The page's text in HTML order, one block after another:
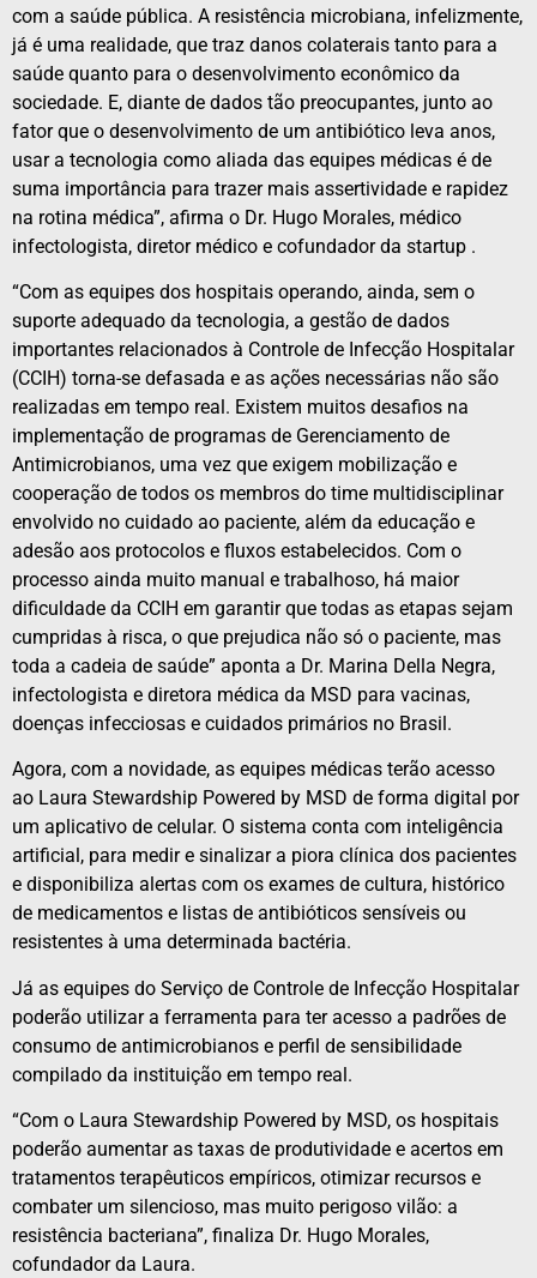
com a saúde pública. A resistência microbiana, infelizmente,
já é uma realidade, que traz danos colaterais tanto para a
saúde quanto para o desenvolvimento econômico da
sociedade. E, diante de dados tão preocupantes, junto ao
fator que o desenvolvimento de um antibiótico leva anos,
usar a tecnologia como aliada das equipes médicas é de
suma importância para trazer mais assertividade e rapidez
na rotina médica”, afirma o Dr. Hugo Morales, médico
infectologista, diretor médico e cofundador da startup .
“Com as equipes dos hospitais operando, ainda, sem o
suporte adequado da tecnologia, a gestão de dados
importantes relacionados à Controle de Infecção Hospitalar
(CCIH) torna-se defasada e as ações necessárias não são
realizadas em tempo real. Existem muitos desafios na
implementação de programas de Gerenciamento de
Antimicrobianos, uma vez que exigem mobilização e
cooperação de todos os membros do time multidisciplinar
envolvido no cuidado ao paciente, além da educação e
adesão aos protocolos e fluxos estabelecidos. Com o
processo ainda muito manual e trabalhoso, há maior
dificuldade da CCIH em garantir que todas as etapas sejam
cumpridas à risca, o que prejudica não só o paciente, mas
toda a cadeia de saúde” aponta a Dr. Marina Della Negra,
infectologista e diretora médica da MSD para vacinas,
doenças infecciosas e cuidados primários no Brasil.
Agora, com a novidade, as equipes médicas terão acesso
ao Laura Stewardship Powered by MSD de forma digital por
um aplicativo de celular. O sistema conta com inteligência
artificial, para medir e sinalizar a piora clínica dos pacientes
e disponibiliza alertas com os exames de cultura, histórico
de medicamentos e listas de antibióticos sensíveis ou
resistentes à uma determinada bactéria.
Já as equipes do Serviço de Controle de Infecção Hospitalar
poderão utilizar a ferramenta para ter acesso a padrões de
consumo de antimicrobianos e perfil de sensibilidade
compilado da instituição em tempo real.
“Com o Laura Stewardship Powered by MSD, os hospitais
poderão aumentar as taxas de produtividade e acertos em
tratamentos terapêuticos empíricos, otimizar recursos e
combater um silencioso, mas muito perigoso vilão: a
resistência bacteriana”, finaliza Dr. Hugo Morales,
cofundador da Laura.